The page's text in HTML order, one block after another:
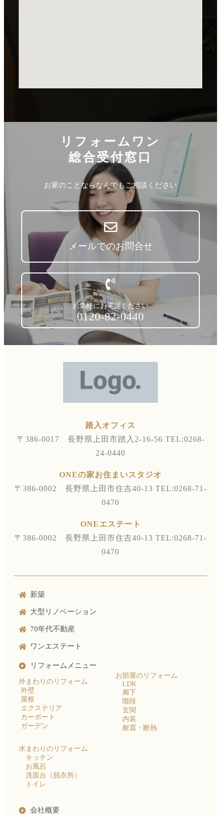
リフォームワン
総合受付窓口
お家のことならなんでもご相談ください
メールでのお問合せ
お気軽にお電話ください
0120-82-0440
踏入オフィス
〒386-0017 長野県上田市踏入2-16-56 TEL:0268-
24-0440
ONEの家お住まいスタジオ
〒386-0002 長野県上田市住吉40-13 TEL:0268-71-
0470
ONEエステート
〒386-0002 長野県上田市住吉40-13 TEL:0268-71-
0470
新築
大型リノベーション
70年代不動産
ワンエステート
リフォームメニュー
外まわりのリフォーム
外壁
屋根
エクステリア
カーポート
ガーデン
水まわりのリフォーム
キッチン
お風呂
洗面台（脱衣所）
トイレ
お部屋のリフォーム
LDK
廊下
階段
玄関
内装
耐震・断熱
会社概要